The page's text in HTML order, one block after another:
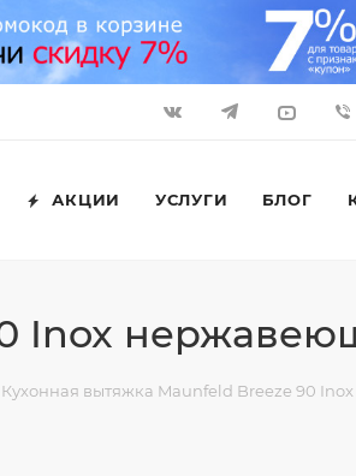
АКЦИИ УСЛУГИ БЛОГ
Inox
Кухонная вытяжка Maunfeld Breeze 90